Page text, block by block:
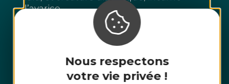
Nous respectons
votre vie privée !
l’avarice.
, avec ses cornes puissantes et sa
barbe développée, symbolise la luxure,
représente l’envie et le désir
avide de s’emparer du bien d’autrui.